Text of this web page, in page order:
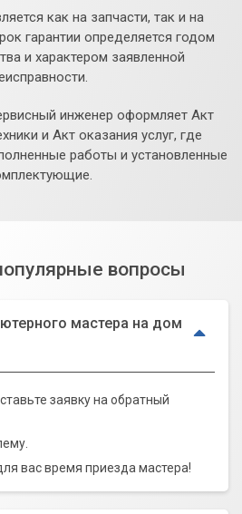
как на запчасти, так и на
гарантии определяется годом
и характером заявленной
инженер оформляет Акт
и Акт оказания услуг, где
работы и установленные
вопросы
мастера на дом
заявку на обратный
вас время приезда мастера!